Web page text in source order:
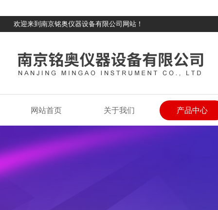
欢迎来到南京铭奥仪器设备有限公司网站！
网站首页 关于我们 产品中心